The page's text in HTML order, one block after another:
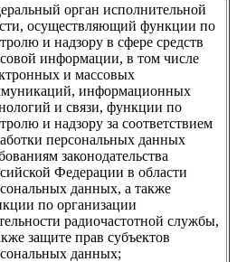
орган исполнительной
осуществляющий функции по
и надзору в сфере средств
информации, в том числе
и массовых
информационных
и связи, функции по
и надзору за соответствием
персональных данных
законодательства
Федерации в области
данных, а также
по организации
радиочастотной службы,
защите прав субъектов
данных;